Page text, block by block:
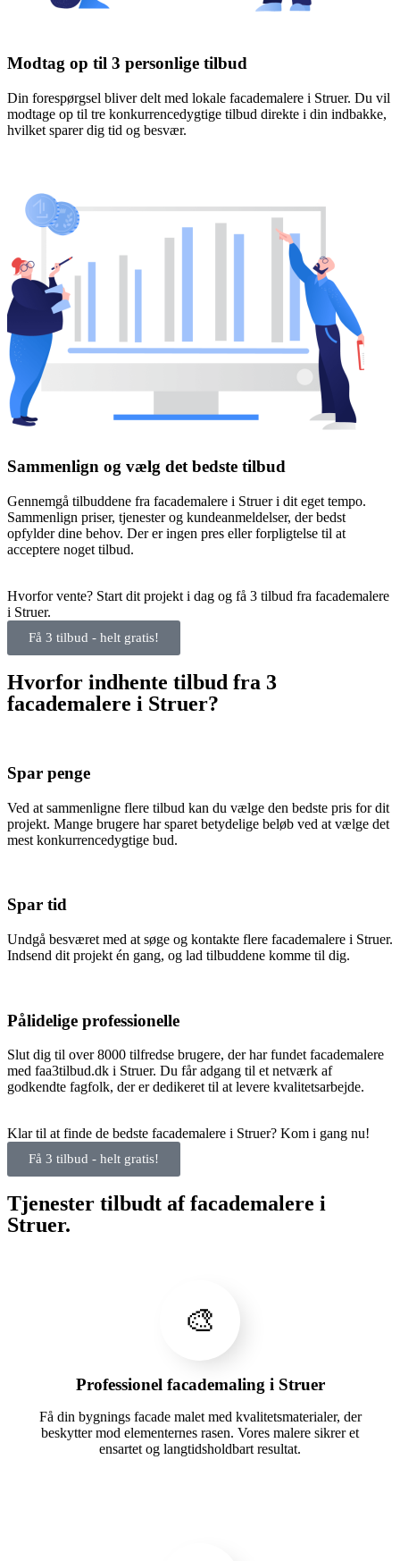
Modtag op til 3 personlige tilbud
Din forespørgsel bliver delt med lokale facademalere i Struer. Du vil
modtage op til tre konkurrencedygtige tilbud direkte i din indbakke,
hvilket sparer dig tid og besvær.
Sammenlign og vælg det bedste tilbud
Gennemgå tilbuddene fra facademalere i Struer i dit eget tempo.
Sammenlign priser, tjenester og kundeanmeldelser, der bedst
opfylder dine behov. Der er ingen pres eller forpligtelse til at
acceptere noget tilbud.
Hvorfor vente? Start dit projekt i dag og få 3 tilbud fra facademalere
i Struer.
Få 3 tilbud - helt gratis!
Hvorfor indhente tilbud fra 3
facademalere i Struer?
Spar penge
Ved at sammenligne flere tilbud kan du vælge den bedste pris for dit
projekt. Mange brugere har sparet betydelige beløb ved at vælge det
mest konkurrencedygtige bud.
Spar tid
Undgå besværet med at søge og kontakte flere facademalere i Struer.
Indsend dit projekt én gang, og lad tilbuddene komme til dig.
Pålidelige professionelle
Slut dig til over 8000 tilfredse brugere, der har fundet facademalere
med faa3tilbud.dk i Struer. Du får adgang til et netværk af
godkendte fagfolk, der er dedikeret til at levere kvalitetsarbejde.
Klar til at finde de bedste facademalere i Struer? Kom i gang nu!
Få 3 tilbud - helt gratis!
Tjenester tilbudt af facademalere i
Struer.
🎨
Professionel facademaling i Struer
Få din bygnings facade malet med kvalitetsmaterialer, der
beskytter mod elementernes rasen. Vores malere sikrer et
ensartet og langtidsholdbart resultat.